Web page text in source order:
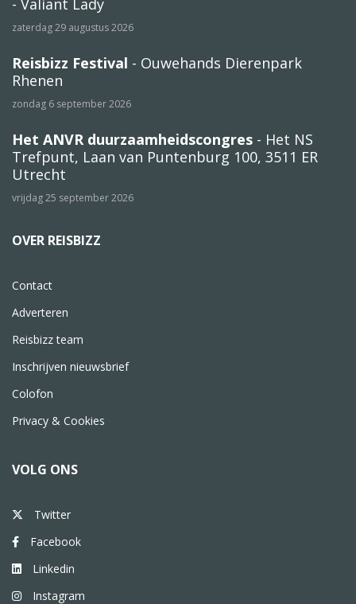
zaterdag 29 augustus 2026
Reisbizz Festival - Ouwehands Dierenpark
Rhenen
zondag 6 september 2026
Het ANVR duurzaamheidscongres - Het NS
Trefpunt, Laan van Puntenburg 100, 3511 ER
Utrecht
vrijdag 25 september 2026
OVER REISBIZZ
Contact
Adverteren
Reisbizz team
Inschrijven nieuwsbrief
Colofon
Privacy & Cookies
VOLG ONS
Twitter
Facebook
Linkedin
Instagram